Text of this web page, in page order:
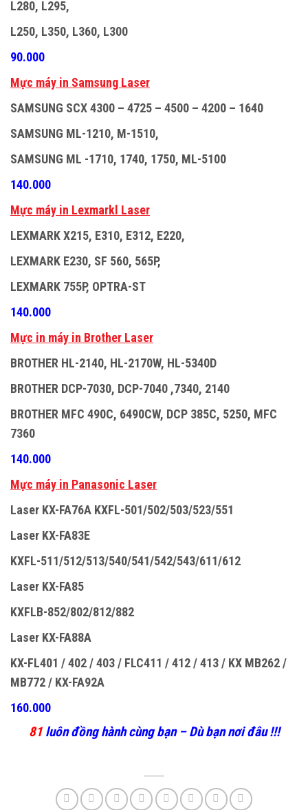
L280, L295,
L250, L350, L360, L300
90.000
Mực máy in Samsung Laser
SAMSUNG SCX 4300 – 4725 – 4500 – 4200 – 1640
SAMSUNG ML-1210, M-1510,
SAMSUNG ML -1710, 1740, 1750, ML-5100
140.000
Mực máy in Lexmarkl Laser
LEXMARK X215, E310, E312, E220,
LEXMARK E230, SF 560, 565P,
LEXMARK 755P, OPTRA-ST
140.000
Mực in máy in Brother Laser
BROTHER HL-2140, HL-2170W, HL-5340D
BROTHER DCP-7030, DCP-7040 ,7340, 2140
BROTHER MFC 490C, 6490CW, DCP 385C, 5250, MFC
7360
140.000
Mực máy in Panasonic Laser
Laser KX-FA76A KXFL-501/502/503/523/551
Laser KX-FA83E
KXFL-511/512/513/540/541/542/543/611/612
Laser KX-FA85
KXFLB-852/802/812/882
Laser KX-FA88A
KX-FL401 / 402 / 403 / FLC411 / 412 / 413 / KX MB262 /
MB772 / KX-FA92A
160.000
81luôn đồng hành cùng bạn – Dù bạn nơi đâu !!!